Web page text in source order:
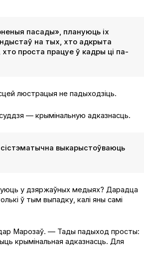
пасады», плануюць іх
на тых, хто адкрыта
хто проста працуе ў кадры ці па-
люстрацыя не падыходзіць.
— крымінальную адказнасць.
сістэматычна выкарыстоўваюць
у дзяржаўных медыях? Дарадца
ў тым выпадку, калі яны самі
Марозаў. — Тады падыход просты:
крымінальная адказнасць. Для